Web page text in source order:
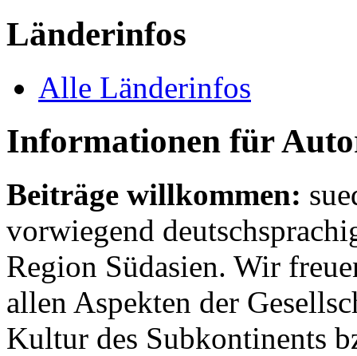
Länderinfos
Alle Länderinfos
Informationen für
Beiträge willkommen:
vorwiegend
Region Südasien. Wir
allen Aspekten der
Kultur des Subkontinents